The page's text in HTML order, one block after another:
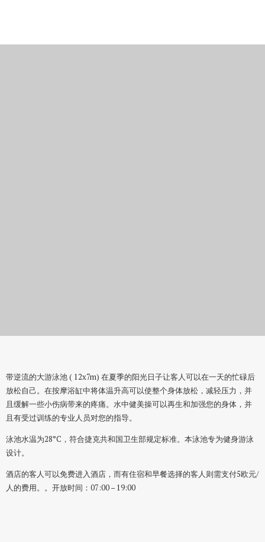
带逆流的大游泳池 ( 12x7m) 在夏季的阳光日子让客人可以在一天的忙碌后
放松自己。在按摩浴缸中将体温升高可以使整个身体放松，减轻压力，并
且缓解一些小伤病带来的疼痛。水中健美操可以再生和加强您的身体，并
且有受过训练的专业人员对您的指导。
泳池水温为28°C，符合捷克共和国卫生部规定标准。本泳池专为健身游泳
设计。
酒店的客人可以免费进入酒店， 而有住宿和早餐选择的客人则需支付5欧元/
人的费用。 。开放时间：07:00 – 19:00